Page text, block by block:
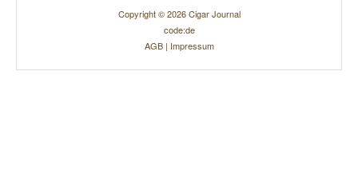
Copyright © 2026 Cigar Journal
code:de
AGB| Impressum